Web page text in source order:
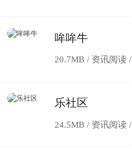
哞哞牛
20.7MB / 资讯阅读 /
乐社区
24.5MB / 资讯阅读 /